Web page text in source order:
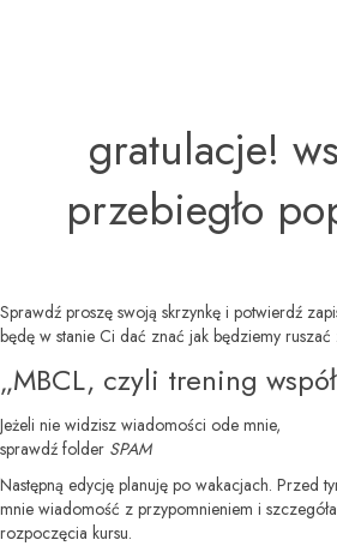
gratulacje!
przebiegło
Sprawdź proszę swoją skrzynkę i potwierdź
będę w stanie Ci dać znać jak będziemy ruszać
„MBCL, czyli trening
Jeżeli nie widzisz wiadomości ode mnie,
sprawdź folder SPAM
Następną edycję planuję po wakacjach. Przed
mnie wiadomość z przypomnieniem i
rozpoczęcia kursu.